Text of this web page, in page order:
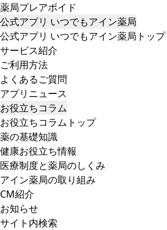
薬局プレアボイド
公式アプリ いつでもアイン薬局
公式アプリ いつでもアイン薬局トップ
サービス紹介
ご利用方法
よくあるご質問
アプリニュース
お役立ちコラム
お役立ちコラムトップ
薬の基礎知識
健康お役立ち情報
医療制度と薬局のしくみ
アイン薬局の取り組み
CM紹介
お知らせ
サイト内検索